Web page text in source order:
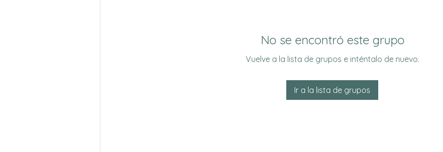
No se encontró este grupo
Vuelve a la lista de grupos e inténtalo de nuevo.
Ir a la lista de grupos